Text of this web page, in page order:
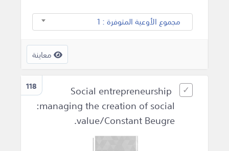
مجموع الأوعية المتوفرة : 1
معاينة
118
Social entrepreneurship
:managing the creation of social
value/Constant Beugre.